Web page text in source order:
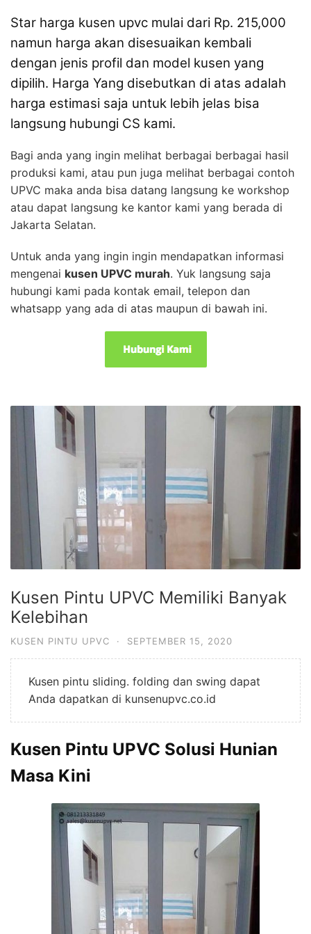
Star harga kusen upvc mulai dari Rp. 215,000
namun harga akan disesuaikan kembali
dengan jenis profil dan model kusen yang
dipilih. Harga Yang disebutkan di atas adalah
harga estimasi saja untuk lebih jelas bisa
langsung hubungi CS kami.
Bagi anda yang ingin melihat berbagai berbagai hasil
produksi kami, atau pun juga melihat berbagai contoh
UPVC maka anda bisa datang langsung ke workshop
atau dapat langsung ke kantor kami yang berada di
Jakarta Selatan.
Untuk anda yang ingin ingin mendapatkan informasi
mengenai kusen UPVC murah. Yuk langsung saja
hubungi kami pada kontak email, telepon dan
whatsapp yang ada di atas maupun di bawah ini.
Kusen Pintu UPVC Memiliki Banyak
Kelebihan
KUSEN PINTU UPVC · SEPTEMBER 15, 2020
Kusen pintu sliding. folding dan swing dapat
Anda dapatkan di kunsenupvc.co.id
Kusen Pintu UPVC Solusi Hunian
Masa Kini